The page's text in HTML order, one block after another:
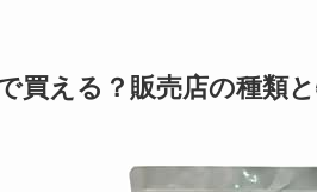
買える？販売店の種類